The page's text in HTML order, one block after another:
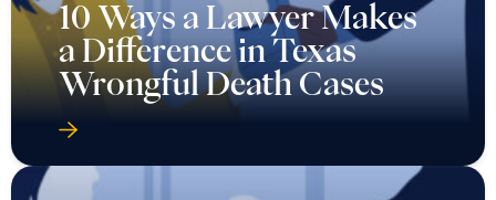
10 Ways a Lawyer Makes
a Difference in Texas
Wrongful Death Cases